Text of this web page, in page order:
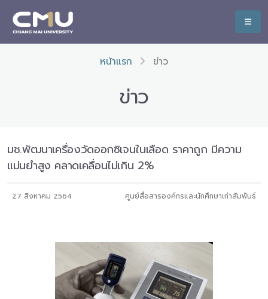
หน้าแรก ข่าว
ข่าว
มช.พัฒนาเครื่องวัดออกซิเจนในเลือด ราคาถูก มีความ
แม่นยำสูง คลาดเคลื่อนไม่เกิน 2%
27 สิงหาคม 2564 ศูนย์สื่อสารองค์กรและนักศึกษาเก่าสัมพันธ์